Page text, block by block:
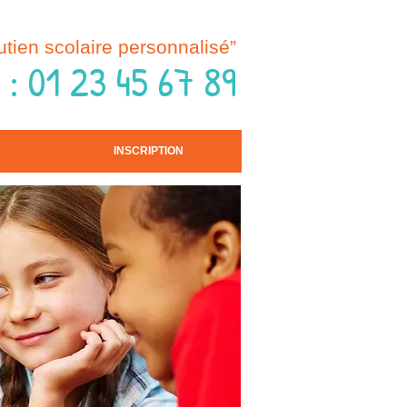
scolaire personnalisé”
: 01 23 45 67 89
INSCRIPTION